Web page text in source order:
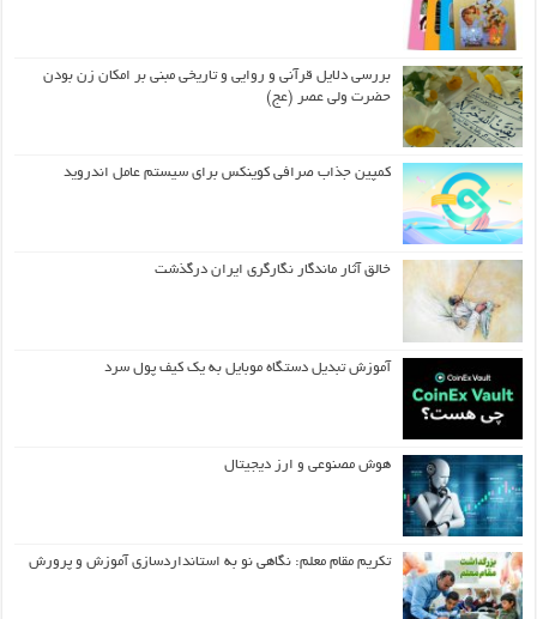
بررسی دلایل قرآنی و روایی و تاریخی مبنی بر امکان زن بودن
حضرت ولی عصر (عج)
کمپین جذاب صرافی کوینکس برای سیستم عامل اندروید
خالق آثار ماندگار نگارگری ایران درگذشت
آموزش تبدیل دستگاه موبایل به یک کیف‌ پول سرد
هوش مصنوعی و ارز دیجیتال
تکریم مقام معلم: نگاهی نو به استانداردسازی آموزش و پرورش